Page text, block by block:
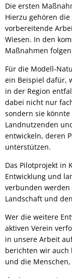
Die ersten
Hierzu gehören
vorbereitende
Wiesen. In den
Maßnahmen
Für die Modell-
ein Beispiel dafür,
in der Region
dabei nicht nur
sondern sie
Landnutzenden
entwickeln, deren
unterstützen.
Das Pilotprojekt in
Entwicklung und
verbunden
Landschaft und
Wer die weitere
aktiven Verein
in unsere Arbeit
berichten wir auch
und die